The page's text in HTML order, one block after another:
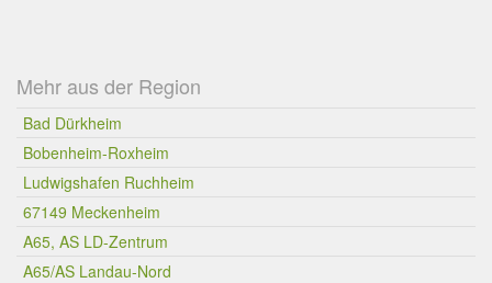
Mehr aus der Region
Bad Dürkheim
Bobenheim-Roxheim
Ludwigshafen Ruchheim
67149 Meckenheim
A65, AS LD-Zentrum
A65/AS Landau-Nord